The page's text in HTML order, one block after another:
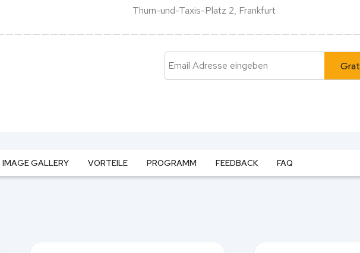
Thurn-und-Taxis-Platz 2, Frankfurt
IMAGE GALLERY VORTEILE PROGRAMM FEEDBACK FAQ